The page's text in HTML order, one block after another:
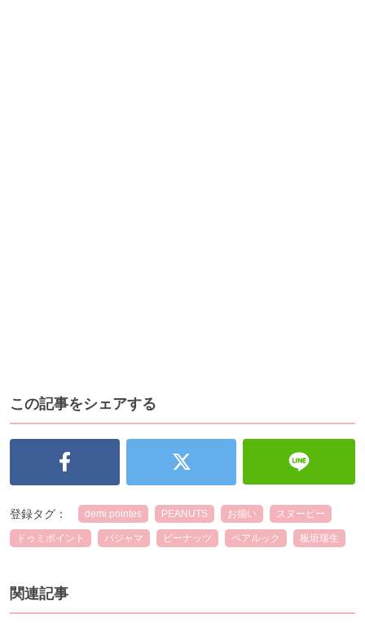
この記事をシェアする
登録タグ： demi pointes PEANUTS お揃い スヌーピー
ドゥミポイント パジャマ ピーナッツ ペアルック 板垣瑞生
関連記事